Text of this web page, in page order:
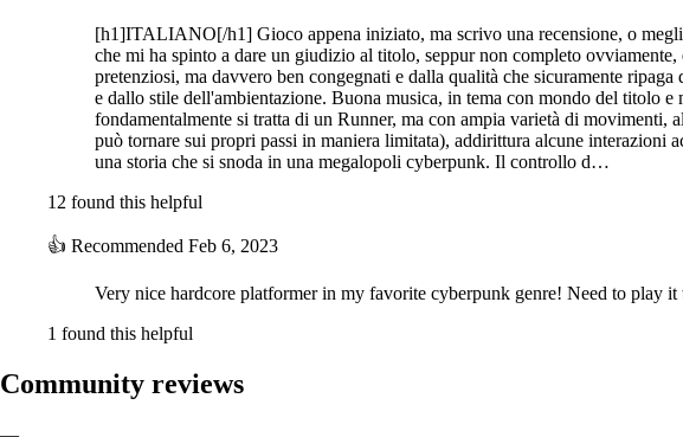
[h1]ITALIANO[/h1] Gioco appena iniziato, ma scrivo una recensione, o
che mi ha spinto a dare un giudizio al titolo, seppur non completo
pretenziosi, ma davvero ben congegnati e dalla qualità che sicuramente
e dallo stile dell'ambientazione. Buona musica, in tema con mondo del titolo
fondamentalmente si tratta di un Runner, ma con ampia varietà di
può tornare sui propri passi in maniera limitata), addirittura alcune interazioni
una storia che si snoda in una megalopoli cyberpunk. Il controllo d…
12 found this helpful
👍 Recommended Feb 6, 2023
Very nice hardcore platformer in my favorite cyberpunk genre! Need to play it
1 found this helpful
Community reviews